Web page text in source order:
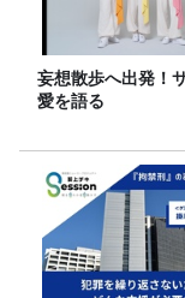
妄想散歩へ出発！
愛を語る